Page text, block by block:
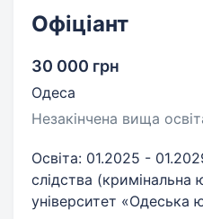
Офіціант
30 000 грн
Одеса
Незакінчена вища
Освіта: 01.2025 -
слідства (кримінальна
університет «Одеська